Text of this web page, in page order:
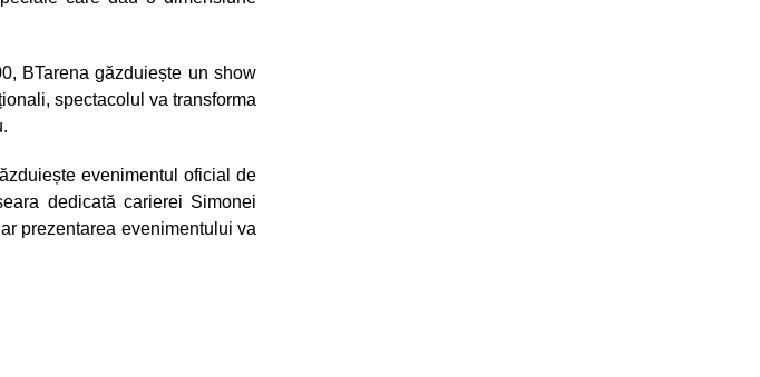
BTarena găzduiește un show
spectacolul va transforma
evenimentul oficial de
dedicată carierei Simonei
prezentarea evenimentului va